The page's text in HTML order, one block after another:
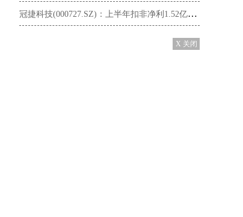
冠捷科技(000727.SZ)：上半年扣非净利1.52亿元 同比增长328.00%
X 关闭